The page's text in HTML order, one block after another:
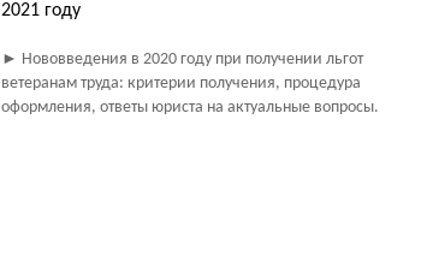
2021 году
► Нововведения в 2020 году при получении льгот
ветеранам труда: критерии получения, процедура
оформления, ответы юриста на актуальные вопросы.